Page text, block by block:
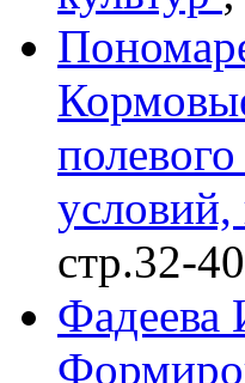
стр.32-40
Фадеева